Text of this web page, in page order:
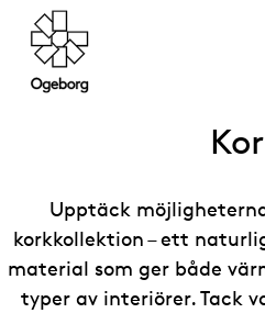
Upptäck
korkkollektion – ett
material som ger både
typer av interiörer. Tack